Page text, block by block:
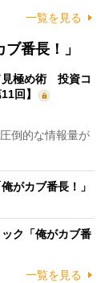
一覧を見る
番長！」
見極め術 投資コ
回】
倒的な情報量が
がカブ番長！」
ク「俺がカブ番
一覧を見る